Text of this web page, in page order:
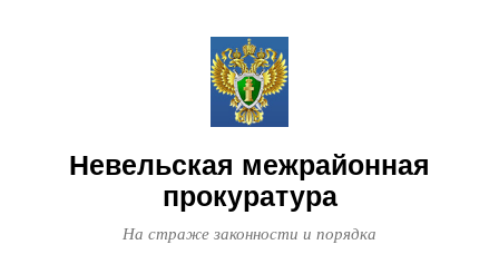
Невельская межрайонная
прокуратура
На страже законности и порядка